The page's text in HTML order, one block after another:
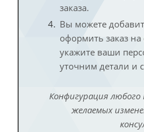
заказа.
Вы можете
оформить заказ на
укажите ваши
уточним детали и
Конфигурация
желаемых